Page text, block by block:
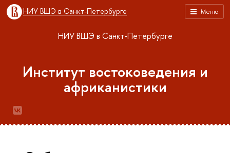
Меню
НИУ ВШЭ в Санкт-Петербурге
НИУ ВШЭ в Санкт-Петербурге
Институт востоковедения и
африканистики